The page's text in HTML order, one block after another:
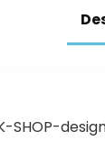
EU-
SHOP-